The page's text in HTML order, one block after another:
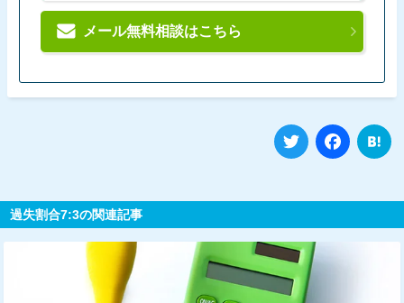
メール無料相談はこちら
Twitter
過失割合7:3の関連記事